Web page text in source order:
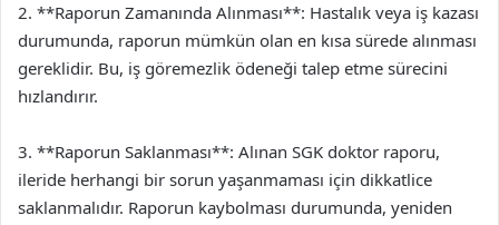
2. **Raporun Zamanında Alınması**: Hastalık veya iş kazası
durumunda, raporun mümkün olan en kısa sürede alınması
gereklidir. Bu, iş göremezlik ödeneği talep etme sürecini
hızlandırır.
3. **Raporun Saklanması**: Alınan SGK doktor raporu,
ileride herhangi bir sorun yaşanmaması için dikkatlice
saklanmalıdır. Raporun kaybolması durumunda, yeniden